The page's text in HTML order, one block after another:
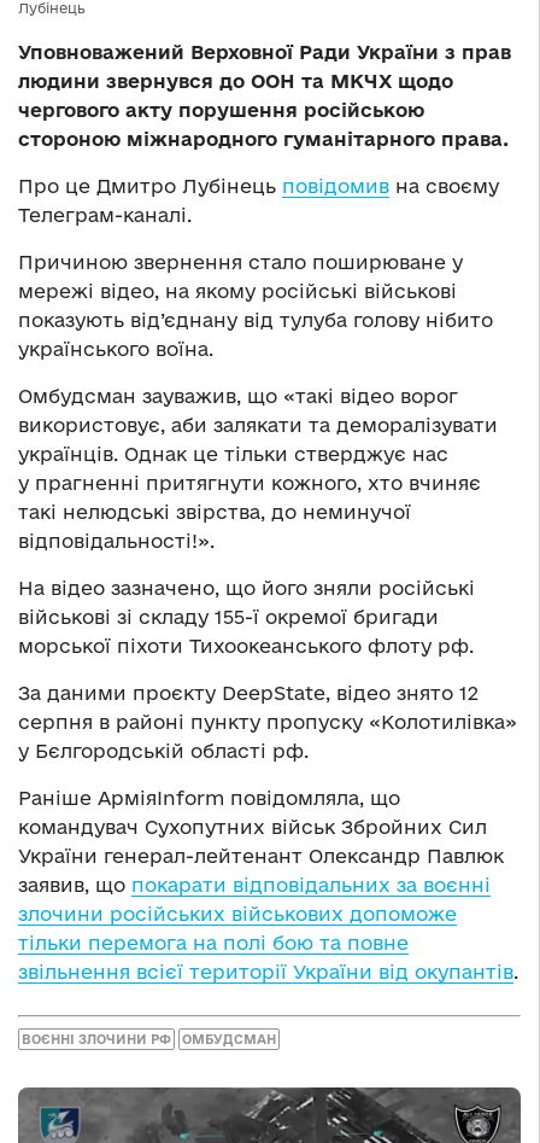
Лубінець
Уповноважений Верховної Ради України з прав
людини звернувся до ООН та МКЧХ щодо
чергового акту порушення російською
стороною міжнародного гуманітарного права.
Про це Дмитро Лубінець повідомив на своєму
Телеграм-каналі.
Причиною звернення стало поширюване у
мережі відео, на якому російські військові
показують від’єднану від тулуба голову нібито
українського воїна.
Омбудсман зауважив, що «такі відео ворог
використовує, аби залякати та деморалізувати
українців. Однак це тільки стверджує нас
у прагненні притягнути кожного, хто вчиняє
такі нелюдські звірства, до неминучої
відповідальності!».
На відео зазначено, що його зняли російські
військові зі складу 155-ї окремої бригади
морської піхоти Тихоокеанського флоту рф.
За даними проєкту DeepState, відео знято 12
серпня в районі пункту пропуску «Колотилівка»
у Бєлгородській області рф.
Раніше АрміяInform повідомляла, що
командувач Сухопутних військ Збройних Сил
України генерал-лейтенант Олександр Павлюк
заявив, що покарати відповідальних за воєнні
злочини російських військових допоможе
тільки перемога на полі бою та повне
звільнення всієї території України від окупантів.
ВОЄННІ ЗЛОЧИНИ РФ ОМБУДСМАН